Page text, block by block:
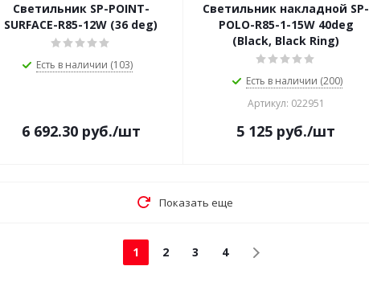
Светильник SP-POINT-
SURFACE-R85-12W (36 deg)
Есть в наличии (103)
6 692.30руб./шт
Светильник накладной SP-
POLO-R85-1-15W 40deg
(Black, Black Ring)
Есть в наличии (200)
Артикул: 022951
5 125 руб./шт
Показать еще
1 2 3 4